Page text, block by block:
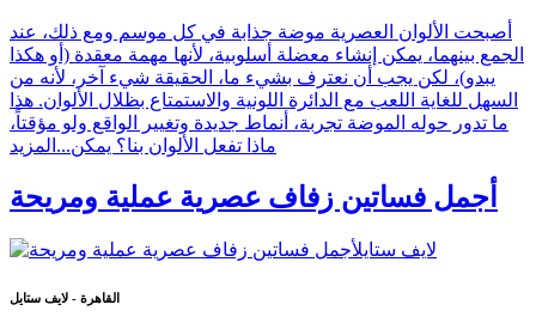
أصبحت الألوان العصرية موضة جذابة في كل موسم ومع ذلك، عند
الجمع بينهما، يمكن إنشاء معضلة أسلوبية، لأنها مهمة معقدة (أو هكذا
يبدو)، لكن يجب أن نعترف بشيء ما، الحقيقة شيء آخر، لأنه من
السهل للغاية اللعب مع الدائرة اللونية والاستمتاع بظلال الألوان. هذا
ما تدور حوله الموضة تجربة، أنماط جديدة وتغيير الواقع ولو مؤقتاً،
ماذا تفعل الألوان بنا؟ يمكن... المزيد
أجمل فساتين زفاف عصرية عملية ومريحة
القاهرة - لايف ستايل